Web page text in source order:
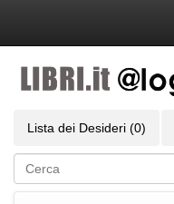
Lista dei Desideri (0)